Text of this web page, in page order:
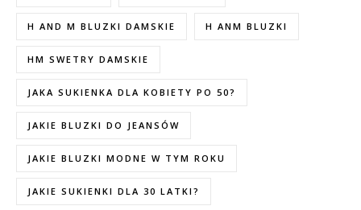
H AND M BLUZKI DAMSKIE H ANM BLUZKI
HM SWETRY DAMSKIE
JAKA SUKIENKA DLA KOBIETY PO 50?
JAKIE BLUZKI DO JEANSÓW
JAKIE BLUZKI MODNE W TYM ROKU
JAKIE SUKIENKI DLA 30 LATKI?